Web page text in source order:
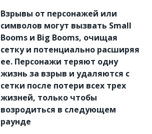
Взрывы от персонажей или
символов могут вызвать Small
Booms и Big Booms, очищая
сетку и потенциально расширяя
ее. Персонажи теряют одну
жизнь за взрыв и удаляются с
сетки после потери всех трех
жизней, только чтобы
возродиться в следующем
раунде